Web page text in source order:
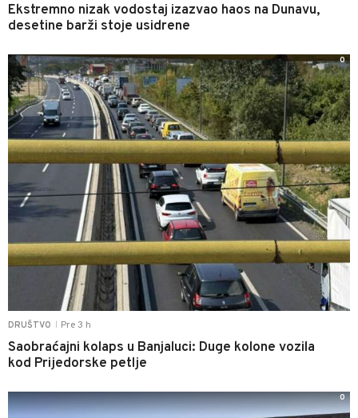
Ekstremno nizak vodostaj izazvao haos na Dunavu,
desetine barži stoje usidrene
DRUŠTVO Pre 3 h
Saobraćajni kolaps u Banjaluci: Duge kolone vozila
kod Prijedorske petlje
0
0